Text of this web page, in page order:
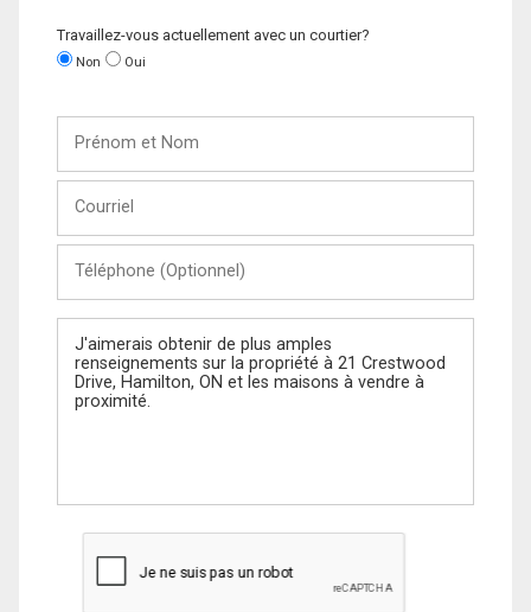
Travaillez-vous actuellement avec un courtier?
Non Oui
Nom
(Optionnel)
Message